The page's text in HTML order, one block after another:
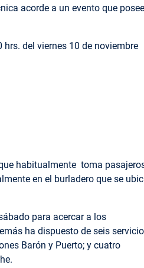
acorde a un evento que posee
del viernes 10 de noviembre
habitualmente toma
en el burladero que se
para acercar a los
ha dispuesto de seis
Barón y Puerto; y cuatro